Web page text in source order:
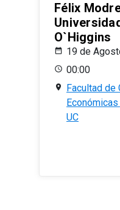
Félix
O`Higgins
19 de
00:00
Facultad de
UC